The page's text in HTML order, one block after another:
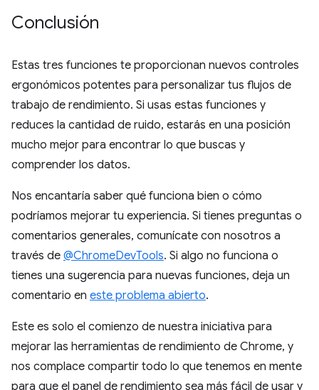
Conclusión
Estas tres funciones te proporcionan nuevos controles
ergonómicos potentes para personalizar tus flujos de
trabajo de rendimiento. Si usas estas funciones y
reduces la cantidad de ruido, estarás en una posición
mucho mejor para encontrar lo que buscas y
comprender los datos.
Nos encantaría saber qué funciona bien o cómo
podríamos mejorar tu experiencia. Si tienes preguntas o
comentarios generales, comunícate con nosotros a
través de @ChromeDevTools. Si algo no funciona o
tienes una sugerencia para nuevas funciones, deja un
comentario en este problema abierto.
Este es solo el comienzo de nuestra iniciativa para
mejorar las herramientas de rendimiento de Chrome, y
nos complace compartir todo lo que tenemos en mente
para que el panel de rendimiento sea más fácil de usar y